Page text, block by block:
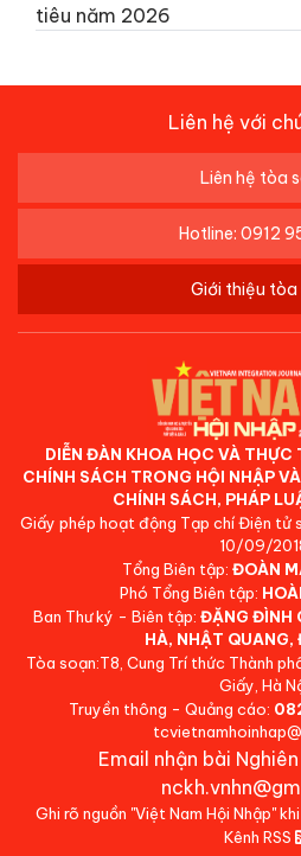
tiêu năm 2026
Liên hệ với
Liên hệ tòa
Hotline: 0912
Giới thiệu tòa
DIỄN ĐÀN KHOA HỌC VÀ
CHÍNH SÁCH TRONG HỘI NHẬP
CHÍNH SÁCH, PHÁP
Giấy phép hoạt động Tạp chí Điện
10/09/
Tổng Biên tập: ĐOÀN
Phó Tổng Biên tập:
Ban Thư ký - Biên tập: ĐẶNG ĐÌNH
HÀ, NHẬT QUANG,
Tòa soạn:T8, Cung Trí thức Thành
Giấy, Hà
Truyền thông - Quảng cáo:
Email nhận bài
Ghi rõ nguồn "Việt Nam Hội Nhập"
Kênh RSS